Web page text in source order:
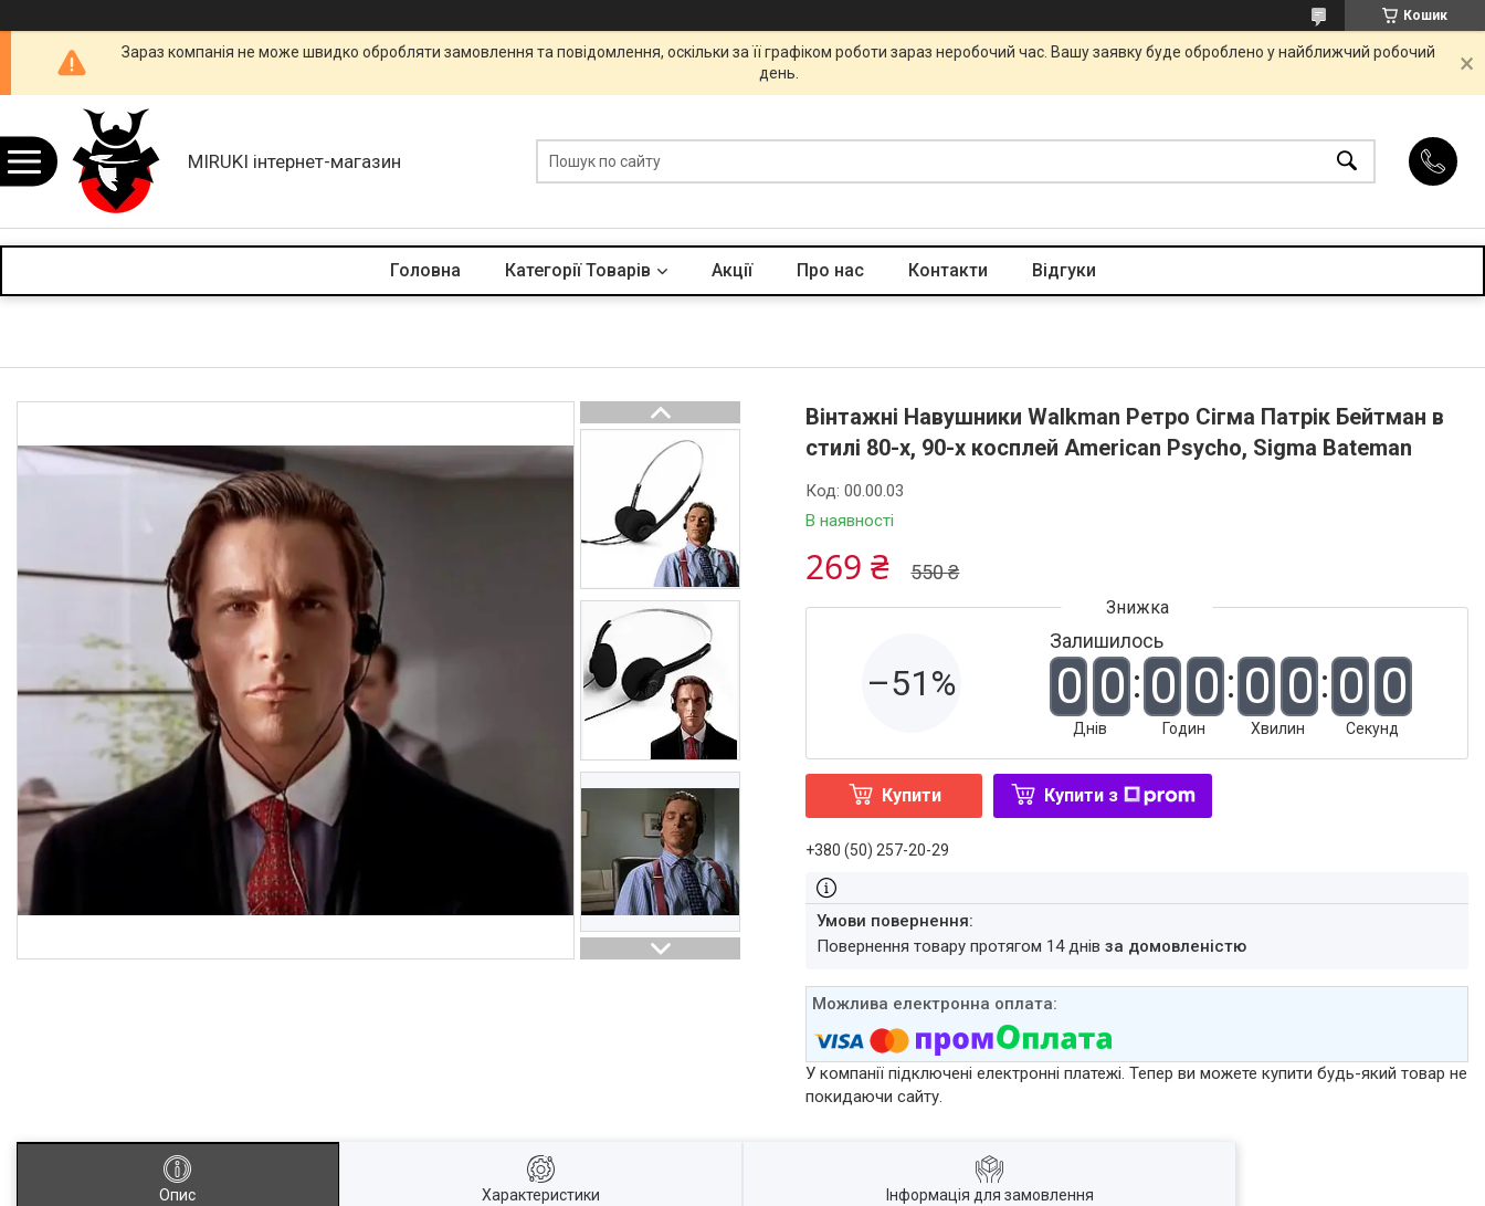
Кошик
Зараз компанія не може швидко обробляти замовлення та повідомлення, оскільки за її графіком роботи зараз неробочий час. Вашу заявку буде оброблено у найближчий робочий
день.
MIRUKI інтернет-магазин
Головна Категорії Товарів Акції Про нас Контакти Відгуки
Вінтажні Навушники Walkman Ретро Сігма Патрік Бейтман в
стилі 80-х, 90-х косплей American Psycho, Sigma Bateman
В наявності
Код:00.00.03
550 ₴
269 ₴
–51%
Залишилось
0 0
Днів
0 0
Годин
0 0
Хвилин
0 0
Секунд
Купити Купити з
+380 (50) 257-20-29
повернення товару протягом 14 днівза домовленістю
У компанії підключені електронні платежі. Тепер ви можете купити будь-який товар не
покидаючи сайту.
Опис Характеристики Інформація для замовлення